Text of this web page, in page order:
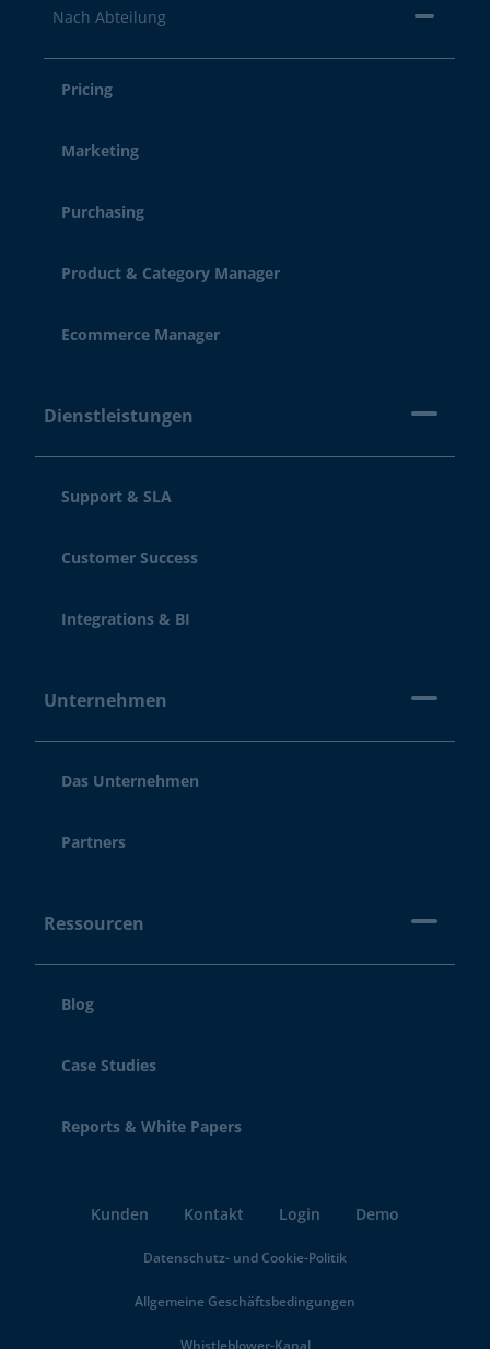
Nach Abteilung
Pricing
Marketing
Purchasing
Product & Category Manager
Ecommerce Manager
Dienstleistungen
Support & SLA
Customer Success
Integrations & BI
Unternehmen
Das Unternehmen
Partners
Ressourcen
Blog
Case Studies
Reports & White Papers
Kunden Kontakt Login Demo
Datenschutz- und Cookie-Politik
Allgemeine Geschäftsbedingungen
Whistleblower-Kanal